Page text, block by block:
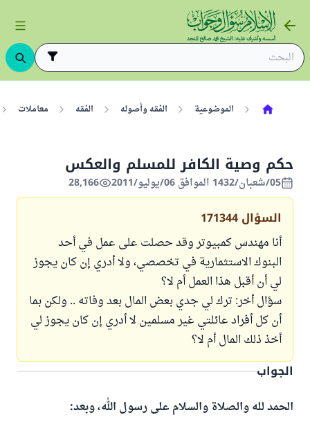
الموضوعية الفقه وأصوله الفقه معاملات
حكم وصية الكافر للمسلم والعكس
05/شعبان/1432 الموافق 06/يوليو/2011 28,166
السؤال 171344
أنا مهندس كمبيوتر وقد حصلت على عمل في أحد
البنوك الاستثمارية في تخصصي، ولا أدري إن كان يجوز
لي أن أقبل هذا العمل أم لا؟
سؤال أخر: ترك لي جدي بعض المال بعد وفاته .. ولكن بما
أن كل أفراد عائلتي غير مسلمين لا أدري إن كان يجوز لي
أخذ ذلك المال أم لا؟
الجواب
الحمد لله والصلاة والسلام على رسول الله، وبعد: